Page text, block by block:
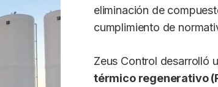
eliminación de
cumplimiento de
Zeus Control desarrolló
térmico regenerativo